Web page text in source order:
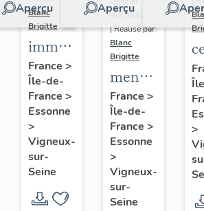
Aperçu
Blanc
Brigitte
immeuble
centre
d'action
sociale
France >
Île-de-
France >
Essonne
>
Vigneux-
sur-
Seine
Aperçu
IA91000933
| Réalisé par
Blanc
Brigitte
menhir
dit la
Pierre-
à-
Mousseau
France >
Île-de-
France >
Essonne
>
Vigneux-
sur-
Seine
>